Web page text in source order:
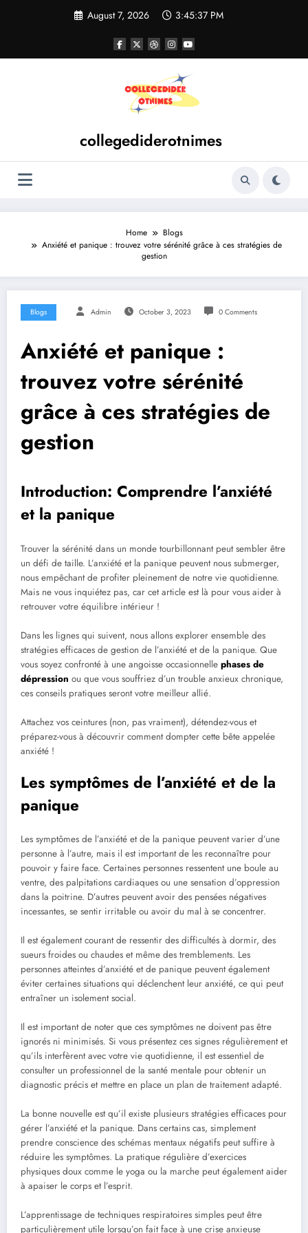
August 7, 2026 3:45:38 PM
collegediderotnimes
Home
Blogs
Anxiété et panique : trouvez votre sérénité grâce à ces stratégies de
gestion
Blogs Admin October 3, 2023 0 Comments
Anxiété et panique :
trouvez votre sérénité
grâce à ces stratégies de
gestion
Introduction: Comprendre l’anxiété
et la panique
Trouver la sérénité dans un monde tourbillonnant peut sembler être
un défi de taille. L’anxiété et la panique peuvent nous submerger,
nous empêchant de profiter pleinement de notre vie quotidienne.
Mais ne vous inquiétez pas, car cet article est là pour vous aider à
retrouver votre équilibre intérieur !
Dans les lignes qui suivent, nous allons explorer ensemble des
stratégies efficaces de gestion de l’anxiété et de la panique. Que
vous soyez confronté à une angoisse occasionnelle phases de
dépression ou que vous souffriez d’un trouble anxieux chronique,
ces conseils pratiques seront votre meilleur allié.
Attachez vos ceintures (non, pas vraiment), détendez-vous et
préparez-vous à découvrir comment dompter cette bête appelée
anxiété !
Les symptômes de l’anxiété et de la
panique
Les symptômes de l’anxiété et de la panique peuvent varier d’une
personne à l’autre, mais il est important de les reconnaître pour
pouvoir y faire face. Certaines personnes ressentent une boule au
ventre, des palpitations cardiaques ou une sensation d’oppression
dans la poitrine. D’autres peuvent avoir des pensées négatives
incessantes, se sentir irritable ou avoir du mal à se concentrer.
Il est également courant de ressentir des difficultés à dormir, des
sueurs froides ou chaudes et même des tremblements. Les
personnes atteintes d’anxiété et de panique peuvent également
éviter certaines situations qui déclenchent leur anxiété, ce qui peut
entraîner un isolement social.
Il est important de noter que ces symptômes ne doivent pas être
ignorés ni minimisés. Si vous présentez ces signes régulièrement et
qu’ils interfèrent avec votre vie quotidienne, il est essentiel de
consulter un professionnel de la santé mentale pour obtenir un
diagnostic précis et mettre en place un plan de traitement adapté.
La bonne nouvelle est qu’il existe plusieurs stratégies efficaces pour
gérer l’anxiété et la panique. Dans certains cas, simplement
prendre conscience des schémas mentaux négatifs peut suffire à
réduire les symptômes. La pratique régulière d’exercices
physiques doux comme le yoga ou la marche peut également aider
à apaiser le corps et l’esprit.
L’apprentissage de techniques respiratoires simples peut être
particulièrement utile lorsqu’on fait face à une crise anxieuse